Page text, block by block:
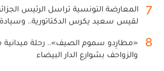
7
المعارضة التونسية تراسل الرئيس
لقيس سعيد يكرس الدكتاتورية..
8
«مطارِدو سموم الصيف».. رحلة ميدانية
والزواحف بشوارع الدار البيضاء